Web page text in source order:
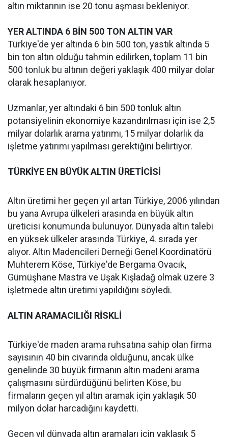
altın miktarının ise 20 tonu aşması bekleniyor.
YER ALTINDA 6 BİN 500 TON ALTIN VAR
Türkiye'de yer altında 6 bin 500 ton, yastık altında 5
bin ton altın olduğu tahmin edilirken, toplam 11 bin
500 tonluk bu altının değeri yaklaşık 400 milyar dolar
olarak hesaplanıyor.
Uzmanlar, yer altındaki 6 bin 500 tonluk altın
potansiyelinin ekonomiye kazandırılması için ise 2,5
milyar dolarlık arama yatırımı, 15 milyar dolarlık da
işletme yatırımı yapılması gerektiğini belirtiyor.
TÜRKİYE EN BÜYÜK ALTIN ÜRETİCİSİ
Altın üretimi her geçen yıl artan Türkiye, 2006 yılından
bu yana Avrupa ülkeleri arasında en büyük altın
üreticisi konumunda bulunuyor. Dünyada altın talebi
en yüksek ülkeler arasında Türkiye, 4. sırada yer
alıyor. Altın Madencileri Derneği Genel Koordinatörü
Muhterem Köse, Türkiye'de Bergama Ovacık,
Gümüşhane Mastra ve Uşak Kışladağ olmak üzere 3
işletmede altın üretimi yapıldığını söyledi.
ALTIN ARAMACILIĞI RİSKLİ
Türkiye'de maden arama ruhsatına sahip olan firma
sayısının 40 bin civarında olduğunu, ancak ülke
genelinde 30 büyük firmanın altın madeni arama
çalışmasını sürdürdüğünü belirten Köse, bu
firmaların geçen yıl altın aramak için yaklaşık 50
milyon dolar harcadığını kaydetti.
Geçen yıl dünyada altın aramaları için yaklaşık 5